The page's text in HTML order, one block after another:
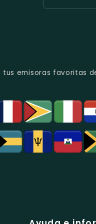
Y
emisoras favoritas